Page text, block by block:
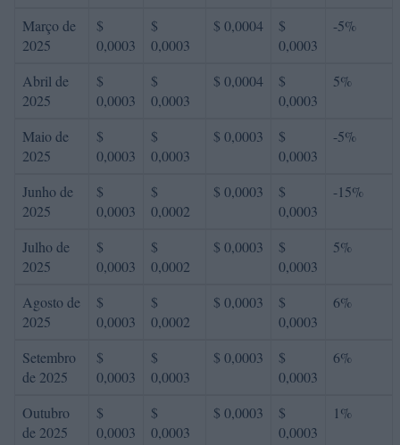
Março de
2025
$
0,0003
$
0,0003
$ 0,0004
$
0,0003
-5%
Abril de
2025
$
0,0003
$
0,0003
$ 0,0004
$
0,0003
5%
Maio de
2025
$
0,0003
$
0,0003
$ 0,0003
$
0,0003
-5%
Junho de
2025
$
0,0003
$
0,0002
$ 0,0003
$
0,0003
-15%
Julho de
2025
$
0,0003
$
0,0002
$ 0,0003
$
0,0003
5%
Agosto de
2025
$
0,0003
$
0,0002
$ 0,0003
$
0,0003
6%
Setembro
de 2025
$
0,0003
$
0,0003
$ 0,0003
$
0,0003
6%
Outubro
de 2025
$
0,0003
$
0,0003
$ 0,0003
$
0,0003
1%